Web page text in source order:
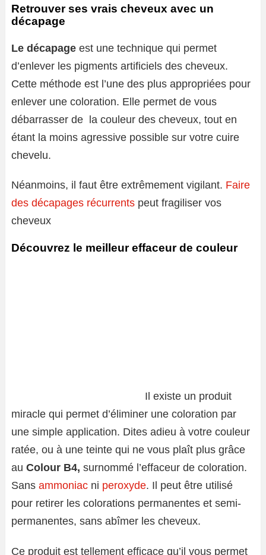
Retrouver ses vrais cheveux avec un
décapage
Le décapage est une technique qui permet
d’enlever les pigments artificiels des cheveux.
Cette méthode est l’une des plus appropriées pour
enlever une coloration. Elle permet de vous
débarrasser de la couleur des cheveux, tout en
étant la moins agressive possible sur votre cuire
chevelu.
Néanmoins, il faut être extrêmement vigilant. Faire
des décapages récurrents peut fragiliser vos
cheveux
Découvrez le meilleur effaceur de couleur
Il existe un produit
miracle qui permet d’éliminer une coloration par
une simple application. Dites adieu à votre couleur
ratée, ou à une teinte qui ne vous plaît plus grâce
au Colour B4, surnommé l’effaceur de coloration.
Sans ammoniac ni peroxyde. Il peut être utilisé
pour retirer les colorations permanentes et semi-
permanentes, sans abîmer les cheveux.
Ce produit est tellement efficace qu’il vous permet